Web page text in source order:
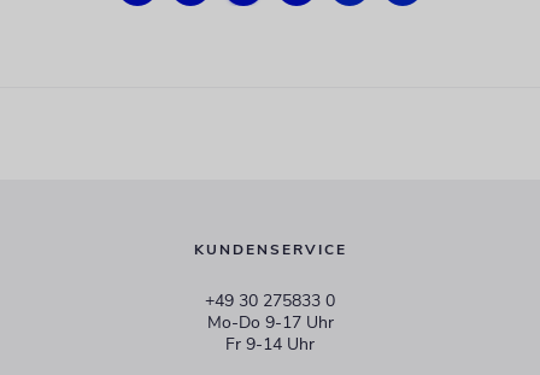
KUNDENSERVICE
+49 30 275833 0
Mo-Do 9-17 Uhr
Fr 9-14 Uhr